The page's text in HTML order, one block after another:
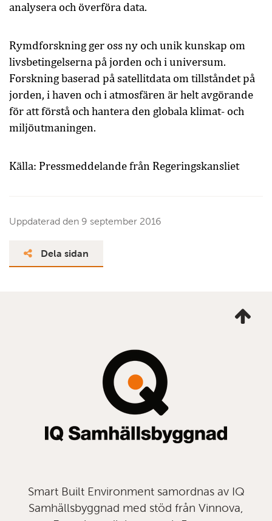
analysera och överföra data.
Rymdforskning ger oss ny och unik kunskap om
livsbetingelserna på jorden och i universum.
Forskning baserad på satellitdata om tillståndet på
jorden, i haven och i atmosfären är helt avgörande
för att förstå och hantera den globala klimat- och
miljöutmaningen.
Källa: Pressmeddelande från Regeringskansliet
Uppdaterad den 9 september 2016
Dela sidan
mig
Smart Built Environment samordnas av IQ
Samhällsbyggnad med stöd från Vinnova,